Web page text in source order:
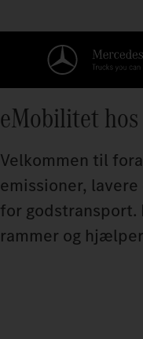
eMobilitet
Velkommen til
emissioner,
for
rammer og